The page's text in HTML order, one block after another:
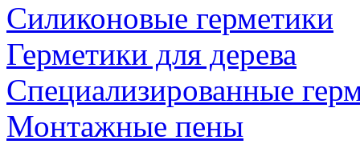
Силиконовые герметики
Герметики для дерева
Специализированные
Монтажные пены